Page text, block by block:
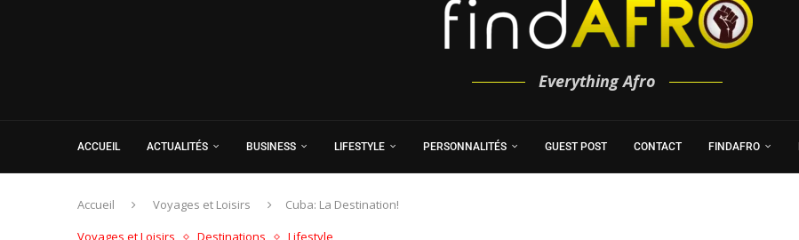
Everything Afro
ACCUEIL ACTUALITÉS BUSINESS LIFESTYLE PERSONNALITÉS GUEST POST CONTACT FINDAFRO
Accueil Voyages et Loisirs
Cuba: La Destination!
Voyages et Loisirs
Destinations Lifestyle